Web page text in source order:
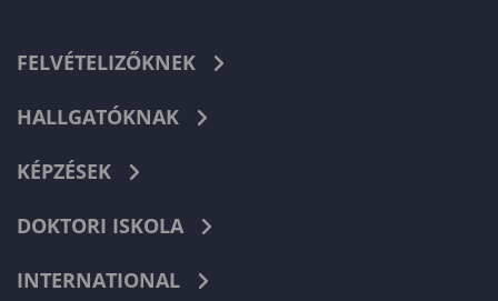
FELVÉTELIZŐKNEK
HALLGATÓKNAK
KÉPZÉSEK
DOKTORI ISKOLA
INTERNATIONAL